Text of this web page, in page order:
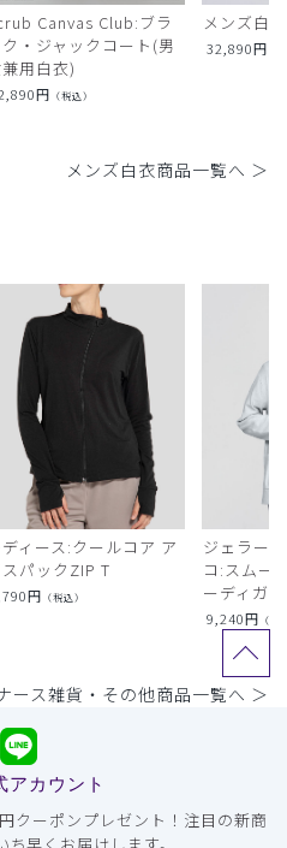
Canvas Club:ブラ
ク・ジャックコート(男
用白衣)
円 （税込）
メンズ白
32,890円
メンズ白衣商品一覧へ ＞
ディース:クールコア ア
パックZIP T
円 （税込）
ジェラー
コ:スムー
ーディガン
9,240円 （税
ース雑貨・その他商品一覧へ ＞
アカウント
クーポンプレゼント！注目の新商